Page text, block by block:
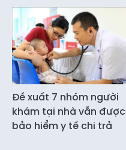
Đề xuất 7 nhóm người
khám tại nhà vẫn được
bảo hiểm y tế chi trả